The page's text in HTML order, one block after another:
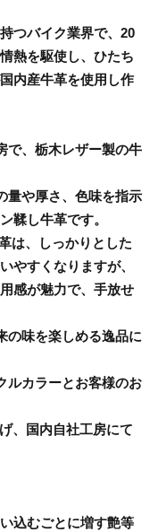
つバイク業界で、20
熱を駆使し、ひたち
内産牛革を使用し作
で、栃木レザー製の牛
量や厚さ、色味を指示
鞣し牛革です。
は、しっかりとした
やすくなりますが、
感が魅力で、手放せ
の味を楽しめる逸品に
ルカラーとお客様のお
国内自社工房にて
込むごとに増す艶等